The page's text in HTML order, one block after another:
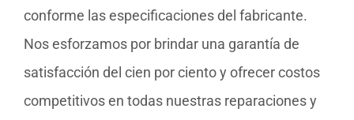
conforme las especificaciones del fabricante.
Nos esforzamos por brindar una garantía de
satisfacción del cien por ciento y ofrecer costos
competitivos en todas nuestras reparaciones y